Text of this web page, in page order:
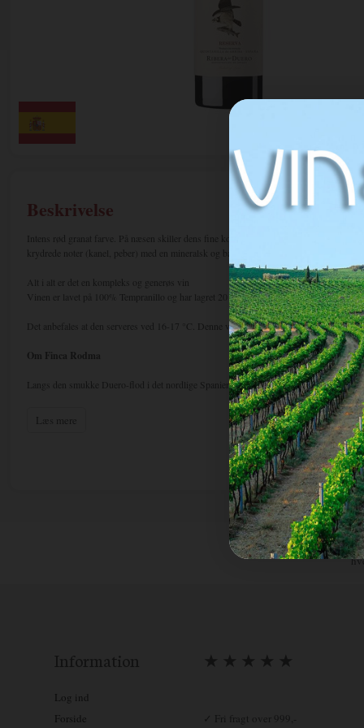
Beskrivelse
Intens rød granat farve. På næsen skiller dens fine kompleksitet sig ud med
krydrede noter (kanel, peber) med en mineralsk og balsamico-kerne. På ganen er den
Alt i alt er det en kompleks og generøs vin
Vinen er lavet på 100% Tempranillo og har lagret 20 måneder på franske fade og 18
Det anbefales at den serveres ved 16-17 °C. Denne vin kan klare alle de kraftige
Om Finca Rodma
Langs den smukke Duero-flod i det nordlige Spanien ligger distriktet ”Ribera del
vine i disse år bliver produceret. Floden snor sig også gennem Portugal (Douro) for
På de bløde bjerge, alle beliggende i 500-800 meters højde, har druerne ideelle
med karakter og dybde. Det er også fra dette område at berømte vine som Pingus,
Finca Rodma er på forkant med innovation og bruger teknologi for at respektere og
udarbejdelsesproces bruger vi et gravitationssystem for at sikre, at druerne behandles
også små koniske tanke af rustfrit stål samt træfade for at optimere macerationen og
skræddersy vinificeringen til deres egne unikke karakteristika. Vingården har også en
miljøbelastningen og styrker vores bæredygtighedsmål. Bygningen skaber en perfekt
respekt for landskabets iboende værdier. Den stenede skikkelse, der dukker op fra
Funktionelt er vingården opdelt i to forskellige dele, men samlet på samme tid:
Læs mere
Log ind
Forside
✓ Fri fragt over 999,-